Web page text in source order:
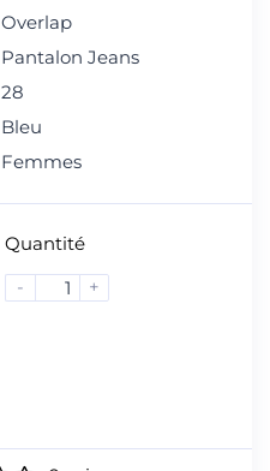
Overlap
Pantalon Jeans
28
Bleu
Femmes
Quantité
-
+